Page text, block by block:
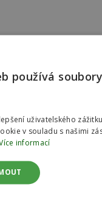
používá
uživatelského
v souladu s našimi
informací